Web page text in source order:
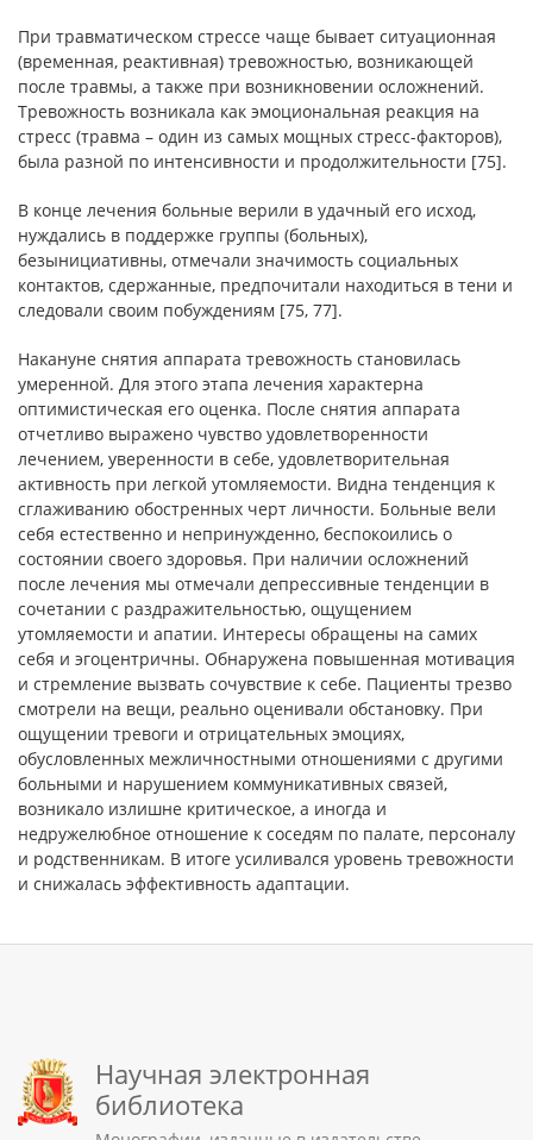
При травматическом стрессе чаще бывает ситуационная
(временная, реактивная) тревожностью, возникающей
после травмы, а также при возникновении осложнений.
Тревожность возникала как эмоциональная реакция на
стресс (травма – один из самых мощных стресс-факторов),
была разной по интенсивности и продолжительности [75].
В конце лечения больные верили в удачный его исход,
нуждались в поддержке группы (больных),
безынициативны, отмечали значимость социальных
контактов, сдержанные, предпочитали находиться в тени и
следовали своим побуждениям [75, 77].
Накануне снятия аппарата тревожность становилась
умеренной. Для этого этапа лечения характерна
оптимистическая его оценка. После снятия аппарата
отчетливо выражено чувство удовлетворенности
лечением, уверенности в себе, удовлетворительная
активность при легкой утомляемости. Видна тенденция к
сглаживанию обостренных черт личности. Больные вели
себя естественно и непринужденно, беспокоились о
состоянии своего здоровья. При наличии осложнений
после лечения мы отмечали депрессивные тенденции в
сочетании с раздражительностью, ощущением
утомляемости и апатии. Интересы обращены на самих
себя и эгоцентричны. Обнаружена повышенная мотивация
и стремление вызвать сочувствие к себе. Пациенты трезво
смотрели на вещи, реально оценивали обстановку. При
ощущении тревоги и отрицательных эмоциях,
обусловленных межличностными отношениями с другими
больными и нарушением коммуникативных связей,
возникало излишне критическое, а иногда и
недружелюбное отношение к соседям по палате, персоналу
и родственникам. В итоге усиливался уровень тревожности
и снижалась эффективность адаптации.
Научная электронная
библиотека